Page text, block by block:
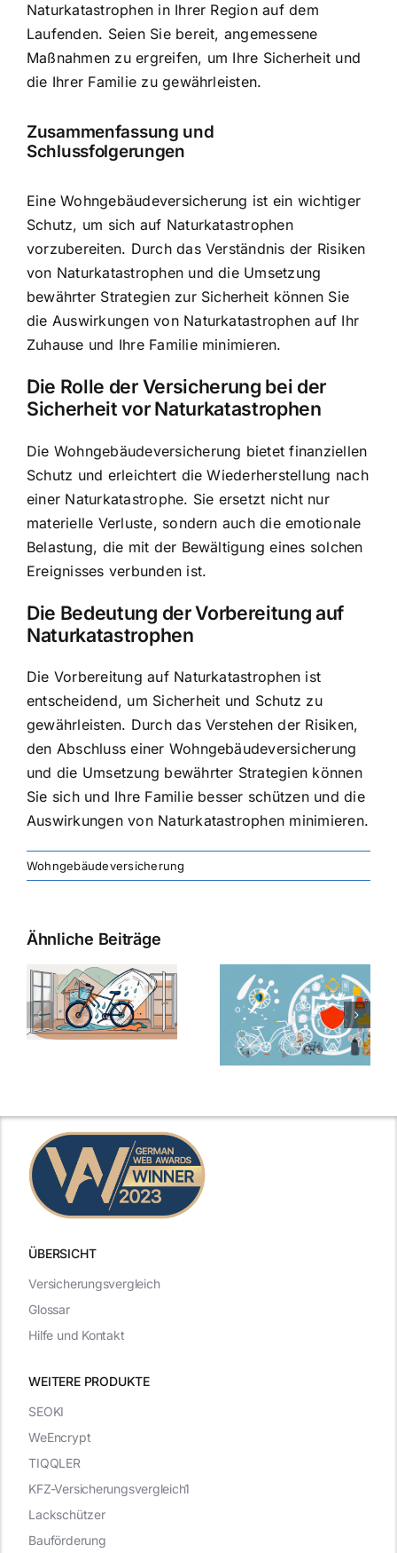
Naturkatastrophen in Ihrer Region auf dem
Laufenden. Seien Sie bereit, angemessene
Maßnahmen zu ergreifen, um Ihre Sicherheit und
die Ihrer Familie zu gewährleisten.
Zusammenfassung und
Schlussfolgerungen
Eine Wohngebäudeversicherung ist ein wichtiger
Schutz, um sich auf Naturkatastrophen
vorzubereiten. Durch das Verständnis der Risiken
von Naturkatastrophen und die Umsetzung
bewährter Strategien zur Sicherheit können Sie
die Auswirkungen von Naturkatastrophen auf Ihr
Zuhause und Ihre Familie minimieren.
Die Rolle der Versicherung bei der
Sicherheit vor Naturkatastrophen
Die Wohngebäudeversicherung bietet finanziellen
Schutz und erleichtert die Wiederherstellung nach
einer Naturkatastrophe. Sie ersetzt nicht nur
materielle Verluste, sondern auch die emotionale
Belastung, die mit der Bewältigung eines solchen
Ereignisses verbunden ist.
Die Bedeutung der Vorbereitung auf
Naturkatastrophen
Die Vorbereitung auf Naturkatastrophen ist
entscheidend, um Sicherheit und Schutz zu
gewährleisten. Durch das Verstehen der Risiken,
den Abschluss einer Wohngebäudeversicherung
und die Umsetzung bewährter Strategien können
Sie sich und Ihre Familie besser schützen und die
Auswirkungen von Naturkatastrophen minimieren.
Wohngebäudeversicherung
Ähnliche Beiträge
ÜBERSICHT
WEITERE PRODUKTE
Versicherungsvergleich
Glossar
Hilfe und Kontakt
SEOKI
WeEncrypt
TIQQLER
KFZ-Versicherungsvergleich1
Lackschützer
Bauförderung